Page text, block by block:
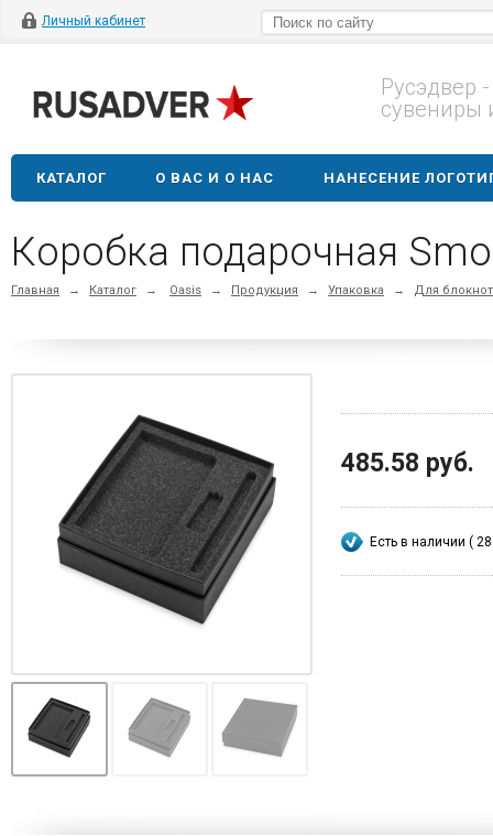
Личный кабинет
Русэдвер
сувениры
КАТАЛОГ О ВАС И О НАС НАНЕСЕНИЕ
Главная → Каталог → Oasis → Продукция → Упаковка → Для
485.58 руб.
Есть в наличии (